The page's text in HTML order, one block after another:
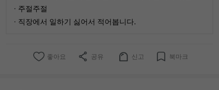
· 주절주절
· 직장에서 일하기 싫어서 적어봅니다.
좋아요 공유 신고 북마크